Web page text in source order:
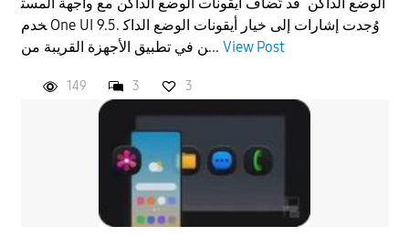
خدم One UI 9.5. وُجدت إشارات إلى خيار أيقونات الوضع الداك
ن في تطبيق الأجهزة القريبة من... View Post
149 3 3